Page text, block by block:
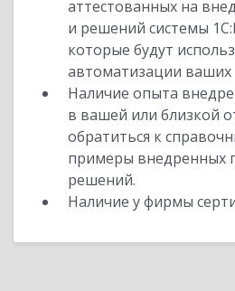
аттестованных на
и решений системы
которые будут
автоматизации ваших
Наличие опыта
в вашей или близкой
обратиться к
примеры внедренных
решений.
Наличие у фирмы